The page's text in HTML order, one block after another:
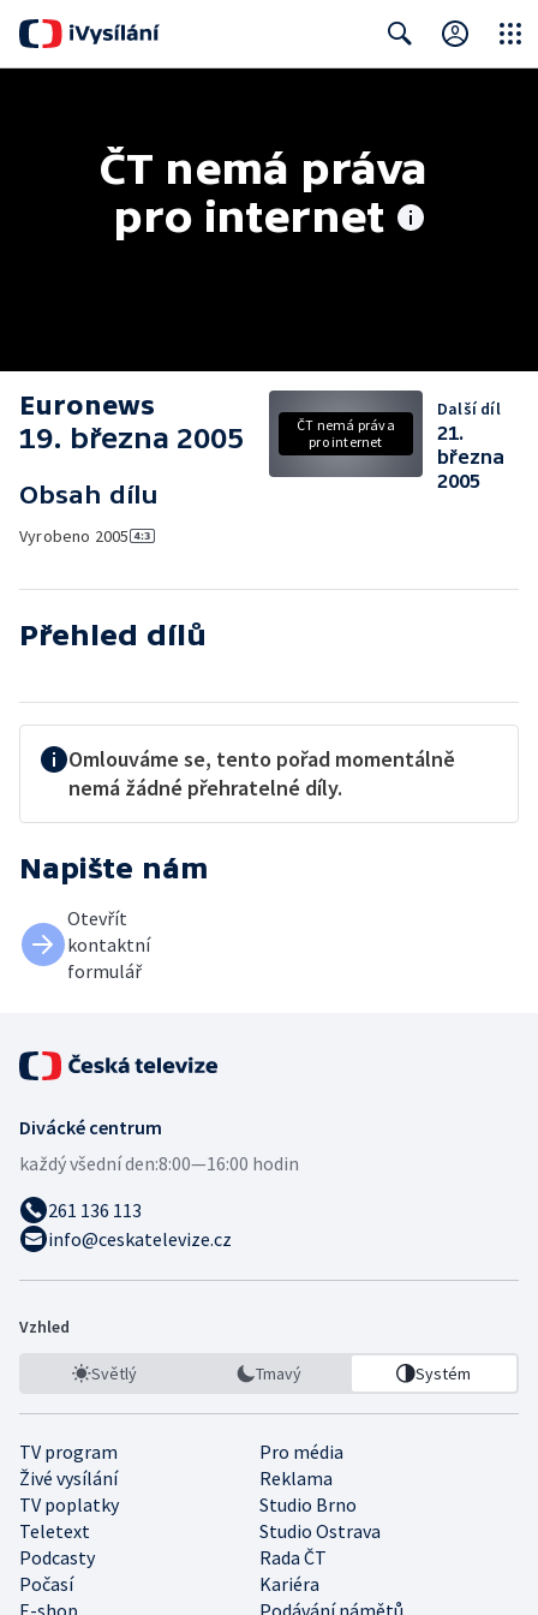
ČT nemá práva
pro internet
Euronews
19. března 2005
Obsah dílu
Vyrobeno 2005
ČT nemá práva
pro internet
Další díl
21.
března
2005
Přehled dílů
Omlouváme se, tento pořad momentálně
nemá žádné přehratelné díly.
Napište nám
Otevřít
kontaktní
formulář
Divácké centrum
každý všední den:8:00—16:00 hodin
261 136 113
info@ceskatelevize.cz
Vzhled
Světlý Tmavý Systém
TV program
Pro média
Živé vysílání
Reklama
TV poplatky
Studio Brno
Teletext
Studio Ostrava
Podcasty
Rada ČT
Počasí
Kariéra
E-shop
Podávání námětů